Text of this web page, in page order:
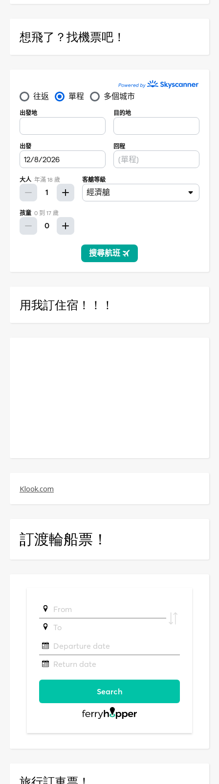
想飛了？找機票吧！
用我訂住宿！！！
Klook.com
訂渡輪船票！